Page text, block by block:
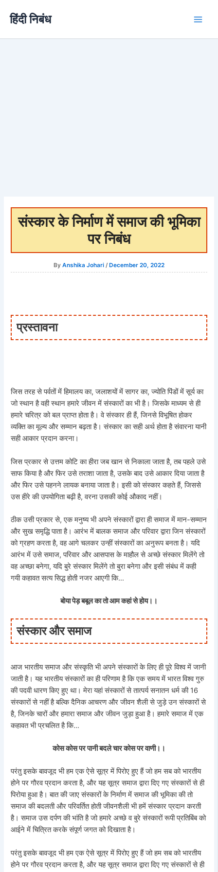
हिंदी निबंध
संस्कार के निर्माण में समाज की भूमिका
पर निबंध
By Anshika Johari / December 20, 2022
प्रस्तावना
जिस तरह से पर्वतों में हिमालय का, जलाशयों में सागर का, ज्योति पिंडों में सूर्य का
जो स्थान है वही स्थान हमारे जीवन में संस्कारों का भी है। जिसके माध्यम से ही
हमारे चरित्र को बल प्राप्त होता है। वे संस्कार ही हैं, जिनसे विभूषित होकर
व्यक्ति का मूल्य और सम्मान बढ़ता है। संस्कार का सही अर्थ होता है संवारना यानी
सही आकार प्रदान करना।
जिस प्रकार से उत्तम कोटि का हीरा जब खान से निकाला जाता है, तब पहले उसे
साफ किया है और फिर उसे तराशा जाता है, उसके बाद उसे आकार दिया जाता है
और फिर उसे पहनने लायक बनाया जाता है। इसी को संस्कार कहते हैं, जिससे
उस हीरे की उपयोगिता बढ़ी है, वरना उसकी कोई औकाद नहीं।
ठीक उसी प्रकार से, एक मनुष्य भी अपने संस्कारों द्वारा ही समाज में मान-सम्मान
और सुख समृद्धि पाता है। आरंभ में बालक समाज और परिवार द्वारा जिन संस्कारों
को ग्रहण करता है, वह आगे चलकर उन्हीं संस्कारों का अनुरूप बनता है। यदि
आरंभ में उसे समाज, परिवार और आसपास के माहौल से अच्छे संस्कार मिलेंगे तो
वह अच्छा बनेगा, यदि बुरे संस्कार मिलेंगे तो बुरा बनेगा और इसी संबंध में कही
गयी कहावत सत्य सिद्ध होती नजर आएगी कि…
बोया पेड़ बबूल का तो आम कहां से होय।।
संस्कार और समाज
आज भारतीय समाज और संस्कृति भी अपने संस्कारों के लिए ही पूरे विश्व में जानी
जाती है। यह भारतीय संस्कारों का ही परिणाम है कि एक समय में भारत विश्व गुरु
की पदवी धारण किए हुए था। मेरा यहां संस्कारों से तात्पर्य सनातन धर्म की 16
संस्कारों से नहीं है बल्कि दैनिक आचरण और जीवन शैली से जुड़े उन संस्कारों से
है, जिनके चारों और हमारा समाज और जीवन जुड़ा हुआ है। हमारे समाज में एक
कहावत भी प्रचलित है कि…
कोस कोस पर पानी बदले चार कोस पर वाणी।।
परंतु इसके बावजूद भी हम एक ऐसे सूत्र में पिरोए हुए हैं जो हम सब को भारतीय
होने पर गौरव प्रदान करता है, और यह सूत्र समाज द्वारा दिए गए संस्कारों से ही
पिरोया हुआ है। बात की जाए संस्कारों के निर्माण में समाज की भूमिका की तो
समाज की बदलती और परिवर्तित होती जीवनशैली भी हमें संस्कार प्रदान करती
है। समाज उस दर्पण की भांति है जो हमारे अच्छे व बुरे संस्कारों रूपी प्रतिबिंब को
आईने में चित्रित करके संपूर्ण जगत को दिखाता है।
परंतु इसके बावजूद भी हम एक ऐसे सूत्र में पिरोए हुए हैं जो हम सब को भारतीय
होने पर गौरव प्रदान करता है, और यह सूत्र समाज द्वारा दिए गए संस्कारों से ही